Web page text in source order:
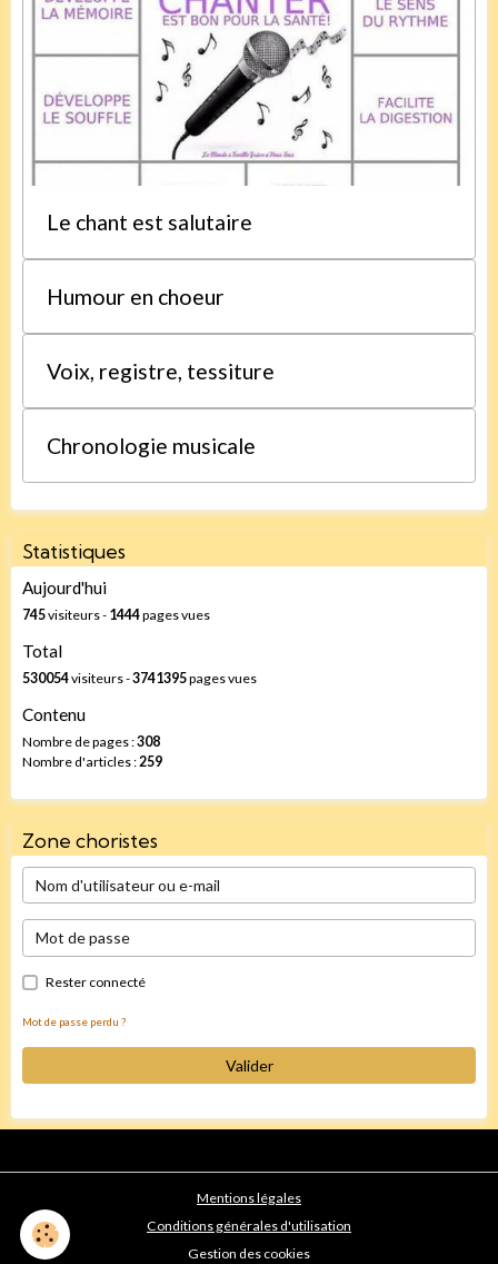
Le chant est salutaire
Humour en choeur
Voix, registre, tessiture
Chronologie musicale
Statistiques
Aujourd'hui
745visiteurs - 1444pages vues
Total
530054visiteurs -3741395pages vues
Contenu
Nombre de pages :308
Nombre d'articles : 259
Zone choristes
Rester connecté
Mot de passe perdu ?
Valider
Mentions légales
Conditions générales d'utilisation
Gestion des cookies